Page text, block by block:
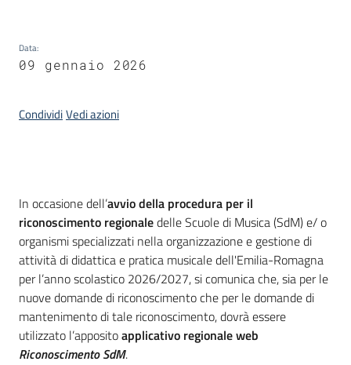
Data:
09 gennaio 2026
CondividiVedi azioni
Introduzione
In occasione dell’avvio della procedura per il
riconoscimento regionaledelle Scuole di Musica (SdM) e/ o
organismi specializzati nella organizzazione e gestione di
attività di didattica e pratica musicale dell'Emilia-Romagna
per l’anno scolastico 2026/2027, si comunica che, sia per le
nuove domande di riconoscimento che per le domande di
mantenimento di tale riconoscimento, dovrà essere
utilizzato l’appositoapplicativo regionale web
Riconoscimento SdM.